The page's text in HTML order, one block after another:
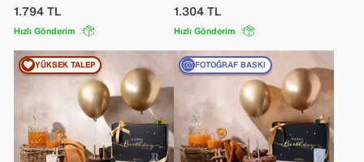
1.794TL
Hızlı Gönderim
1.304TL
Hızlı Gönderim
YÜKSEK TALEP FOTOĞRAF BASKI